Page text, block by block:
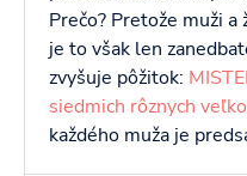
Prečo? Pretože muži
je to však len
zvyšuje pôžitok:
siedmich rôznych
každého muža je